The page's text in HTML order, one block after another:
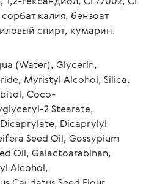
сорбат калия, бензоат
спирт, кумарин.
(Water), Glycerin,
Myristyl Alcohol, Silica,
Coco-
2 Stearate,
Dicaprylyl
Seed Oil, Gossypium
Oil, Galactoarabinan,
Alcohol,